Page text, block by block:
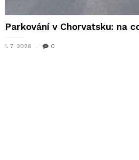
Parkování v Chorvatsku: na
1. 7. 2026 0